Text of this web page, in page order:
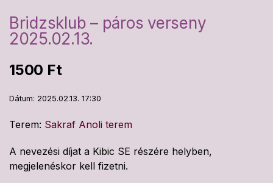
Bridzsklub – páros verseny
2025.02.13.
1500 Ft
Dátum: 2025.02.13. 17:30
Terem: Sakraf Anoli terem
A nevezési díjat a Kibic SE részére helyben,
megjelenéskor kell fizetni.